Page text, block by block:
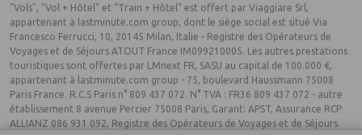
non sur le nombre de jours qui peut varier selon les horaires
des compagnies aériennes ; les vols aller et/ou retour
pouvant s’effectuer de jour et/ou de nuit.
A titre indicatif et sous réserve de modification, vous
voyagerez avec la ou les compagnie(s) suivante(s) : Sun
Express, Turkish Airlines, Onur Air, Pegasus ou Lufthansa
"Vols", "Vol + Hôtel" et “Train + Hôtel” est offert par Viaggiare Srl,
appartenant à lastminute.com group, dont le siège social est situé Via
Francesco Ferrucci, 10, 20145 Milan, Italie - Registre des Opérateurs de
Voyages et de Séjours ATOUT France IM099210005. Les autres prestations
touristiques sont offertes par LMnext FR, SASU au capital de 100.000 €,
appartenant à lastminute.com group - 75, boulevard Haussmann 75008
Paris France. R.C.S Paris n° 809 437 072. N° TVA : FR36 809 437 072 - autre
établissement 8 avenue Percier 75008 Paris, Garant: APST, Assurance RCP
ALLIANZ 086 931 092, Registre des Opérateurs de Voyages et de Séjours